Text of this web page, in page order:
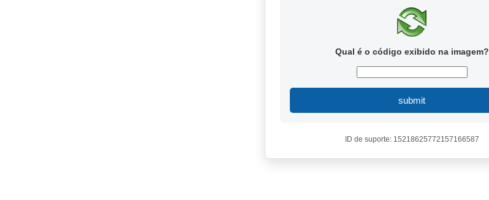
Qual é o código exibido na imagem?
submit
ID de suporte: 15218625772157166587